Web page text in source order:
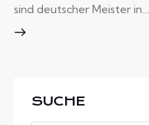
sind deutscher Meister in…
SUCHE